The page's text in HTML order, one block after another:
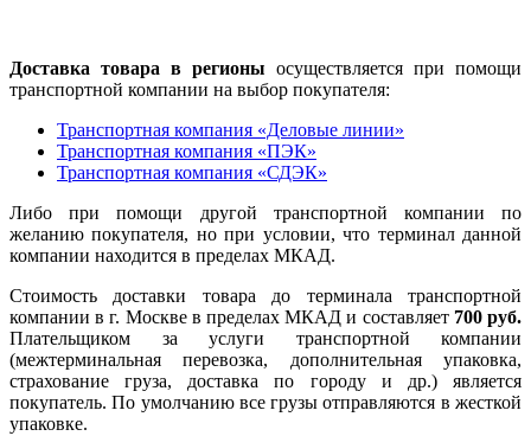
Доставка товара в регионы осуществляется при помощи
транспортной компании на выбор покупателя:
Транспортная компания «Деловые линии»
Транспортная компания «ПЭК»
Транспортная компания «СДЭК»
Либо при помощи другой транспортной компании по
желанию покупателя, но при условии, что терминал данной
компании находится в пределах МКАД.
Стоимость доставки товара до терминала транспортной
компании в г. Москве в пределах МКАД и составляет 700 руб.
Плательщиком за услуги транспортной компании
(межтерминальная перевозка, дополнительная упаковка,
страхование груза, доставка по городу и др.) является
покупатель. По умолчанию все грузы отправляются в жесткой
упаковке.